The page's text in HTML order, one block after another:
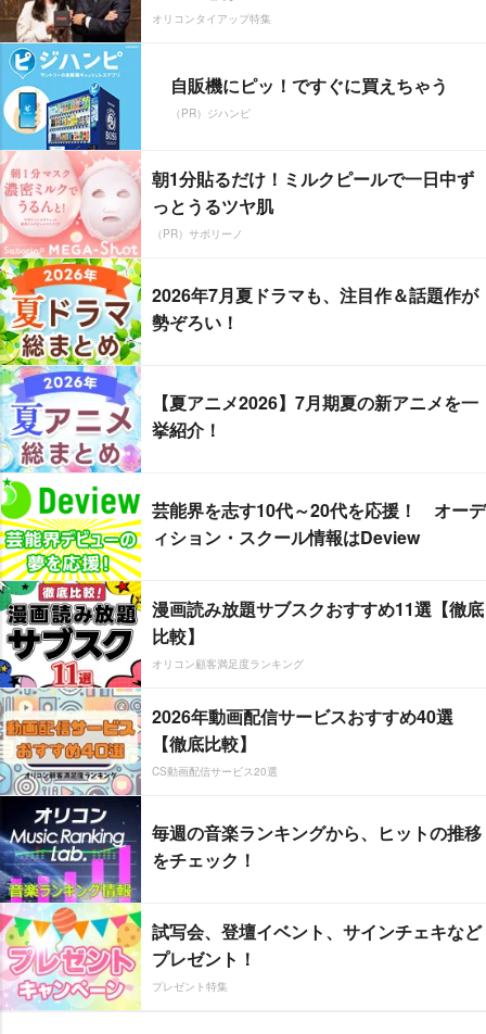
オリコンタイアップ特集
自販機にピッ！ですぐに買えちゃう
（PR）ジハンピ
朝1分貼るだけ！ミルクピールで一日中ず
っとうるツヤ肌
（PR）サボリーノ
2026年7月夏ドラマも、注目作＆話題作が
勢ぞろい！
【夏アニメ2026】7月期夏の新アニメを一
挙紹介！
芸能界を志す10代～20代を応援！ オーデ
ィション・スクール情報はDeview
漫画読み放題サブスクおすすめ11選【徹底
比較】
オリコン顧客満足度ランキング
2026年動画配信サービスおすすめ40選
【徹底比較】
CS動画配信サービス20選
毎週の音楽ランキングから、ヒットの推移
をチェック！
試写会、登壇イベント、サインチェキなど
プレゼント！
プレゼント特集